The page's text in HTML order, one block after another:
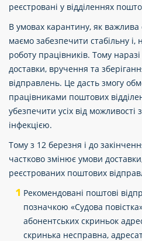
реєстровані у відділеннях
В умовах карантину, як важлива
маємо забезпечити стабільну
роботу працівників. Тому
доставки, вручення та
відправлень. Це дасть змогу
працівниками поштових
убезпечити усіх від
інфекцією.
Тому з 12 березня і до
частково змінює умови
реєстрованих поштових
Рекомендовані поштові
позначкою «Судова
абонентських скриньок
скринька несправна,